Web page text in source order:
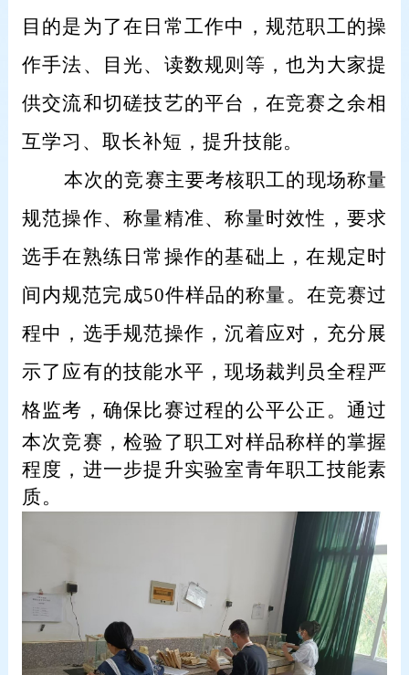
目的是为了在日常工作中，规范职工的操
作手法、目光、读数规则等，也为大家提
供交流和切磋技艺的平台，在竞赛之余相
互学习、取长补短，提升技能。
本次的竞赛主要考核职工的现场称量
规范操作、称量精准、称量时效性，要求
选手在熟练日常操作的基础上，在规定时
间内规范完成50件样品的称量。在竞赛过
程中，选手规范操作，沉着应对，充分展
示了应有的技能水平，现场裁判员全程严
格监考，确保比赛过程的公平公正。 通过
本次竞赛，检验了职工对样品称样的掌握
程度，进一步提升实验室青年职工技能素
质。